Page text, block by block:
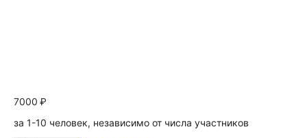
7000 ₽
за 1-10 человек, независимо от числа участников